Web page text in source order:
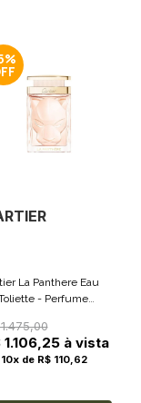
La Panthere Eau
- Perfume
1.106,25 à vista
de R$ 110,62